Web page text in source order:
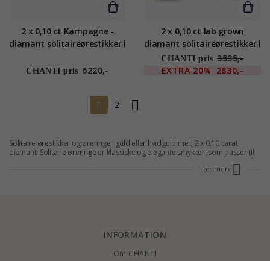
2 x 0,10 ct Kampagne -
diamant solitaireørestikker i
CHANTI pris 6220,-
2 x 0,10 ct lab grown
diamant solitaireørestikker i
14 karat guld med lab
grown diamant
CHANTI pris 3535,-
EXTRA 20% 2830,-
1 2
Solitaire ørestikker og øreringe i guld eller hvidguld med 2 x 0,10 carat
diamant. Solitaire øreringe er klassiske og elegante smykker, som passer til
den klassiske skandinaviske stil. Hos CHANTI kan du spare op mod 70% på
til rigtig fornuftige
Læs mere
INFORMATION
Om CHANTI